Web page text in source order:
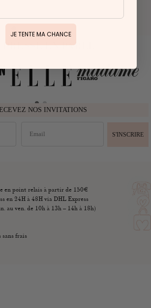
PRESSE EN PARLE
NOS INVITATIONS
S'INSCRIRE
en point relais à partir de 150€
en 24H à 48H via DHL Express
au ven. de 10h à 13h – 14h à 18h)
sans frais
JE TENTE MA CHANCE